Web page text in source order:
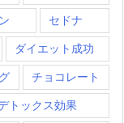
セドナ
ダイエット成功
チョコレート
トックス効果